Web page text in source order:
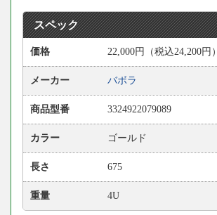
スペック
価格 22,000円（税込24,200円）
メーカー バボラ
商品型番 3324922079089
カラー ゴールド
長さ 675
重量 4U